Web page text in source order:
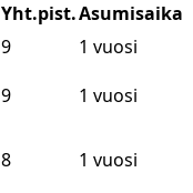
Yht.pist.Asumisaika
9
1 vuosi
9
1 vuosi
8
1 vuosi